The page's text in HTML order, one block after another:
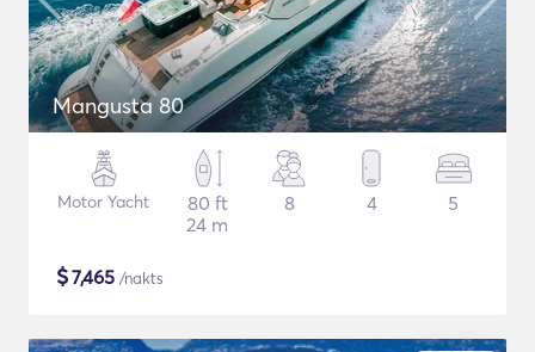
Mangusta 80
Motor Yacht
80 ft
24 m
8 4 5
$7,465 /nakts